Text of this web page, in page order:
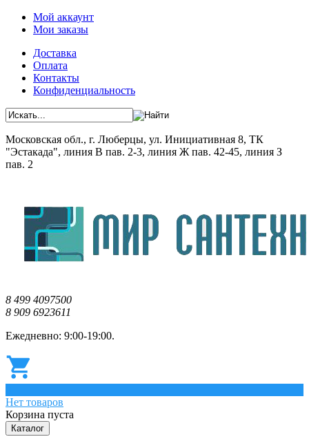
Мой аккаунт
Мои заказы
Доставка
Оплата
Контакты
Конфиденциальность
Московская обл., г. Люберцы, ул. Инициативная 8, ТК
"Эстакада", линия В пав. 2-3, линия Ж пав. 42-45, линия З
пав. 2
8 499 4097500
8 909 6923611
Ежедневно: 9:00-19:00.
Нет товаров
Корзина пуста
Каталог